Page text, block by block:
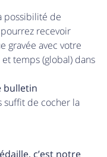
possibilité de
recevoir
gravée avec votre
temps (global) dans
bulletin
suffit de cocher la
c’est notre